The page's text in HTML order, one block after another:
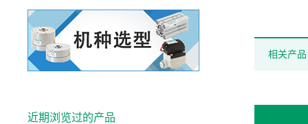
相关产品
近期浏览过的产品